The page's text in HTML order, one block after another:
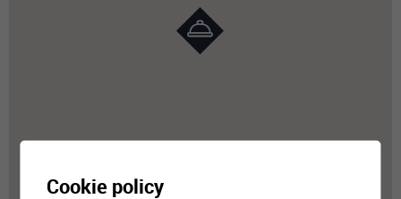
Cookie policy